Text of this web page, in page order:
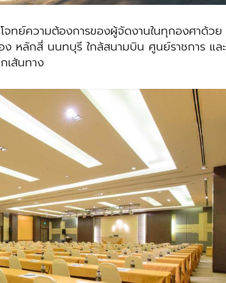
ความต้องการของผู้จัดงานในทุกองศาด้วย
หลักสี่ นนทบุรี ใกล้สนามบิน ศูนย์ราชการ และ
เส้นทาง